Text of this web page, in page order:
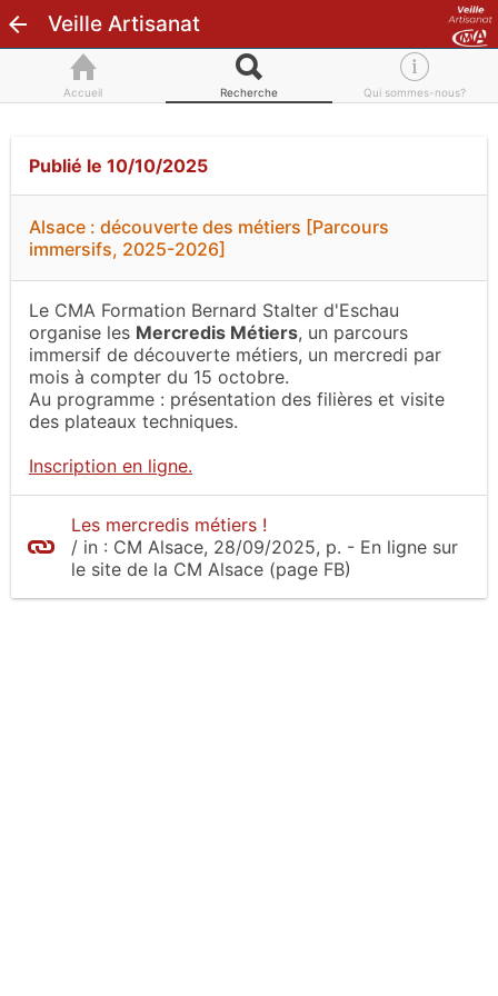
Veille Artisanat
Accueil Recherche Qui sommes-nous?
Publié le 10/10/2025
Alsace : découverte des métiers [Parcours
immersifs, 2025-2026]
Le CMA Formation Bernard Stalter d'Eschau
organise les Mercredis Métiers, un parcours
immersif de découverte métiers, un mercredi par
mois à compter du 15 octobre.
Au programme : présentation des filières et visite
des plateaux techniques.
Inscription en ligne.
Les mercredis métiers !
/ in : CM Alsace, 28/09/2025, p. - En ligne sur
le site de la CM Alsace (page FB)